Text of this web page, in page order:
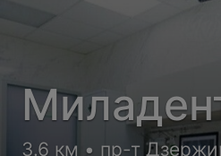
3.6 км • пр-т